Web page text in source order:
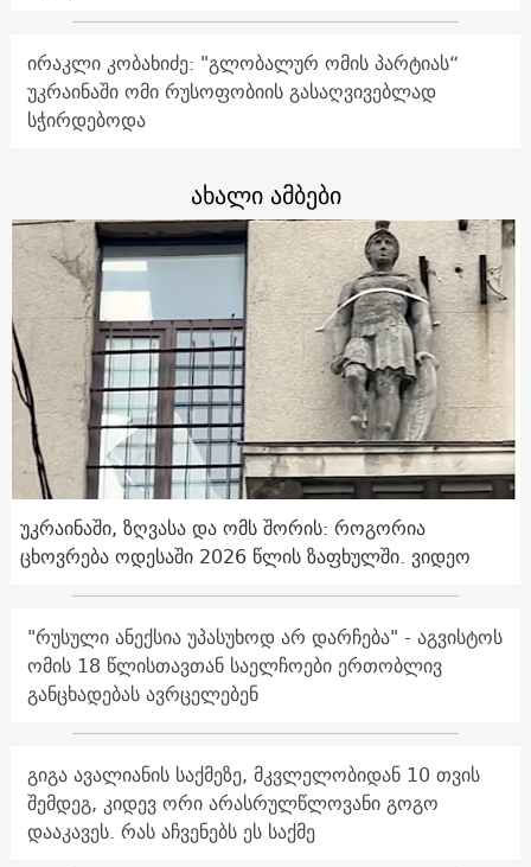
ირაკლი კობახიძე: "გლობალურ ომის პარტიას“
უკრაინაში ომი რუსოფობიის გასაღვივებლად
სჭირდებოდა
ახალი ამბები
უკრაინაში, ზღვასა და ომს შორის: როგორია
ცხოვრება ოდესაში 2026 წლის ზაფხულში. ვიდეო
"რუსული ანექსია უპასუხოდ არ დარჩება" - აგვისტოს
ომის 18 წლისთავთან საელჩოები ერთობლივ
განცხადებას ავრცელებენ
გიგა ავალიანის საქმეზე, მკვლელობიდან 10 თვის
შემდეგ, კიდევ ორი არასრულწლოვანი გოგო
დააკავეს. რას აჩვენებს ეს საქმე